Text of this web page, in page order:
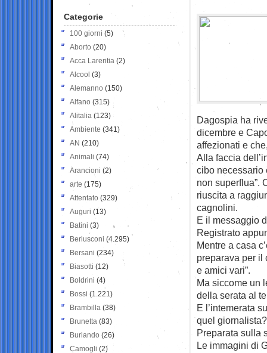
Dagospia ha
dicembre e
affezionati e
Alla faccia
cibo necessario
non superflua”.
riuscita a
cagnolini.
E il messaggio
Registrato
Mentre a casa
preparava per
e amici vari”.
Ma siccome un
della serata al
E l’intemerata
quel giornalista?
Preparata sulla
Le immagini di
Categorie
100 giorni (5)
Aborto (20)
Acca Larentia (2)
Alcool (3)
Alemanno (150)
Alfano (315)
Alitalia (123)
Ambiente (341)
AN (210)
Animali (74)
Arancioni (2)
arte (175)
Attentato (329)
Auguri (13)
Batini (3)
Berlusconi (4.295)
Bersani (234)
Biasotti (12)
Boldrini (4)
Bossi (1.221)
Brambilla (38)
Brunetta (83)
Burlando (26)
Camogli (2)